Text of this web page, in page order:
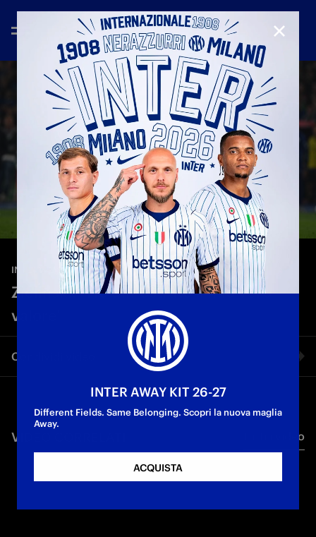
INTERVIEWS—13 mag 2026
Zielinski: "Ho dimostrato il mio vero
valore"
Condividi video
Twitter
VIDEO CORRELATI Tutti i video
INTER AWAY KIT 26-27
Different Fields. Same Belonging. Scopri la nuova maglia
Away.
ACQUISTA